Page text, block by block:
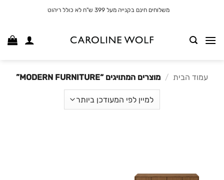
משלוחים חינם בקנייה מעל 399 ש"ח לא כולל ריהוט
עמוד הבית / מוצרים המתויגים “MODERN FURNITURE”